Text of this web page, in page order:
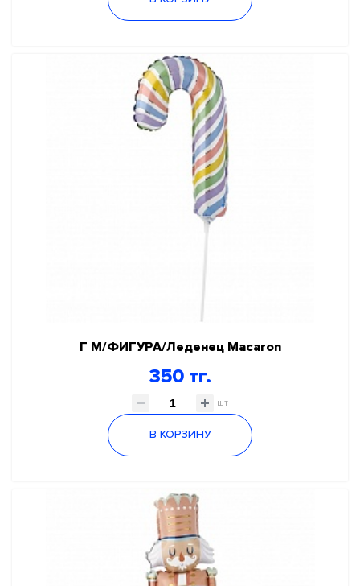
Г М/ФИГУРА/Леденец Macaron
350 тг.
шт
В КОРЗИНУ